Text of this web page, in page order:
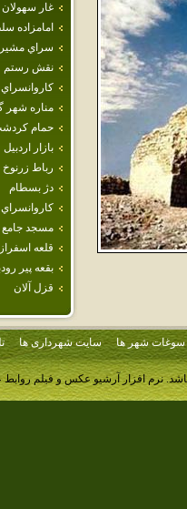
غار سهولان
امامزاده‌
سراي مشير
نقش رستم
مناره شهر
حمام
بازار اردبيل
رباط زرنوخ
دژ بسطام
مسجد جامع
قلعه اسفراز
بقعه پير
قزل آلان
سوغات شهر ها سایت شهرداری ها
نرم افزار آرشیو عکس و فیلم